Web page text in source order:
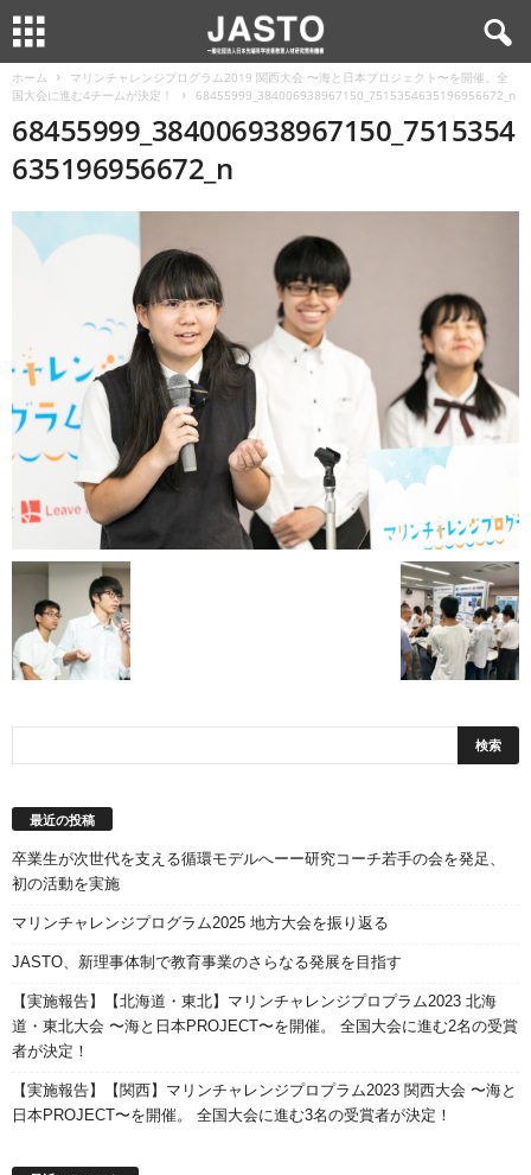
ホーム
マリンチャレンジプログラム2019 関西大会 〜海と日本プロジェクト〜を開催。全
国大会に進む4チームが決定！
68455999_384006938967150_7515354635196956672_n
68455999_384006938967150_7515354
635196956672_n
最近の投稿
卒業生が次世代を支える循環モデルへーー研究コーチ若手の会を発足、
初の活動を実施
マリンチャレンジプログラム2025 地方大会を振り返る
JASTO、新理事体制で教育事業のさらなる発展を目指す
【実施報告】【北海道・東北】マリンチャレンジプロプラム2023 北海
道・東北大会 〜海と日本PROJECT〜を開催。 全国大会に進む2名の受賞
者が決定！
【実施報告】【関西】マリンチャレンジプロプラム2023 関西大会 〜海と
日本PROJECT〜を開催。 全国大会に進む3名の受賞者が決定！